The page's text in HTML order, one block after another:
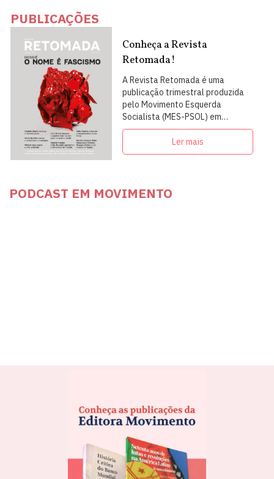
PUBLICAÇÕES
Conheça a Revista
Retomada!
A Revista Retomada é uma
publicação trimestral produzida
pelo Movimento Esquerda
Socialista (MES-PSOL) em
articulação com intelectuais,
militantes e artistas
Ler mais
PODCAST EM MOVIMENTO